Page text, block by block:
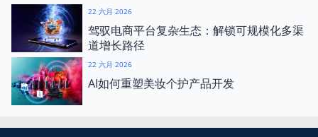
22 六月 2026
驾驭电商平台复杂生态：解锁可规模化多渠
道增长路径
22 六月 2026
AI如何重塑美妆个护产品开发